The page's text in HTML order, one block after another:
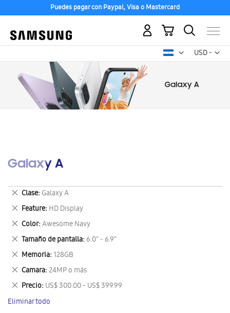
Puedes pagar con Paypal, Visa o Mastercard
USD -
dólar
Mi carrito
Galaxy A
Clase Galaxy A
Eliminar
este
artículo
Feature HD Display
Eliminar
este
artículo
Color Awesome Navy
Eliminar
este
artículo
Tamaño de pantalla 6.0" - 6.9"
Eliminar
este
artículo
Memoria 128GB
Eliminar
este
artículo
Camara 24MP o más
Eliminar
este
artículo
Precio US$ 300.00 - US$ 399.99
Eliminar
este
artículo
Eliminar todo